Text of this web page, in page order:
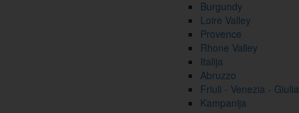
Burgundy
Loire Valley
Provence
Rhone Valley
Italija
Abruzzo
Friuli - Venezia - Giulia
Kampanija